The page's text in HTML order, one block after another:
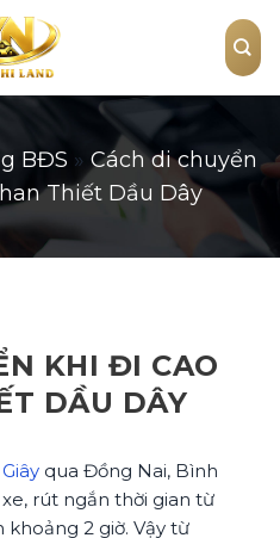
BĐS » Cách di chuyển
Thiết Dầu Dây
KHI ĐI CAO
DẦU DÂY
qua Đồng Nai, Bình
rút ngắn thời gian từ
khoảng 2 giờ. Vậy từ